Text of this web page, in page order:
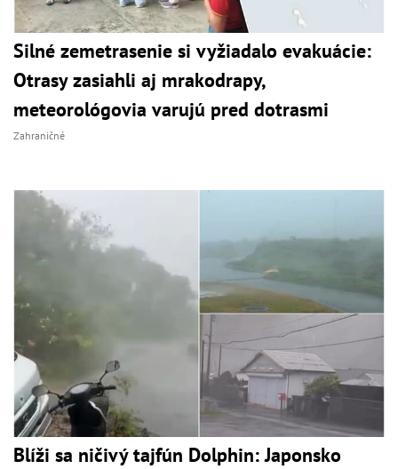
Silné zemetrasenie si vyžiadalo evakuácie:
Otrasy zasiahli aj mrakodrapy,
meteorológovia varujú pred dotrasmi
Zahraničné
Blíži sa ničivý tajfún Dolphin: Japonsko